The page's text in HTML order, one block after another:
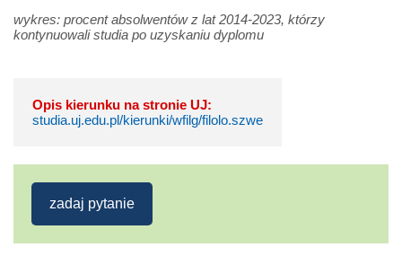
wykres: procent absolwentów z lat 2014-2023, którzy
kontynuowali studia po uzyskaniu dyplomu
Opis kierunku na stronie UJ:
studia.uj.edu.pl/kierunki/wfilg/filolo.szwe
zadaj pytanie